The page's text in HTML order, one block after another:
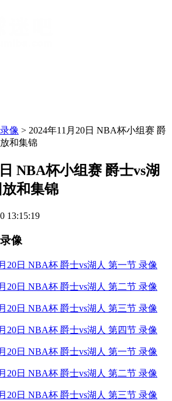
像 > 2024年11月20日 NBA杯小组赛 爵
和集锦
NBA杯小组赛 爵士vs湖
和集锦
13:15:19
像
20日 NBA杯 爵士vs湖人 第一节 录像
20日 NBA杯 爵士vs湖人 第二节 录像
20日 NBA杯 爵士vs湖人 第三节 录像
20日 NBA杯 爵士vs湖人 第四节 录像
20日 NBA杯 爵士vs湖人 第一节 录像
20日 NBA杯 爵士vs湖人 第二节 录像
20日 NBA杯 爵士vs湖人 第三节 录像